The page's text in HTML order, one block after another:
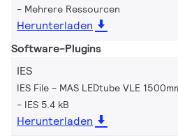
Mehrere Ressourcen
Herunterladen
Software-Plugins
IES
IES File - MAS LEDtube VLE
IES 5.4 kB
Herunterladen